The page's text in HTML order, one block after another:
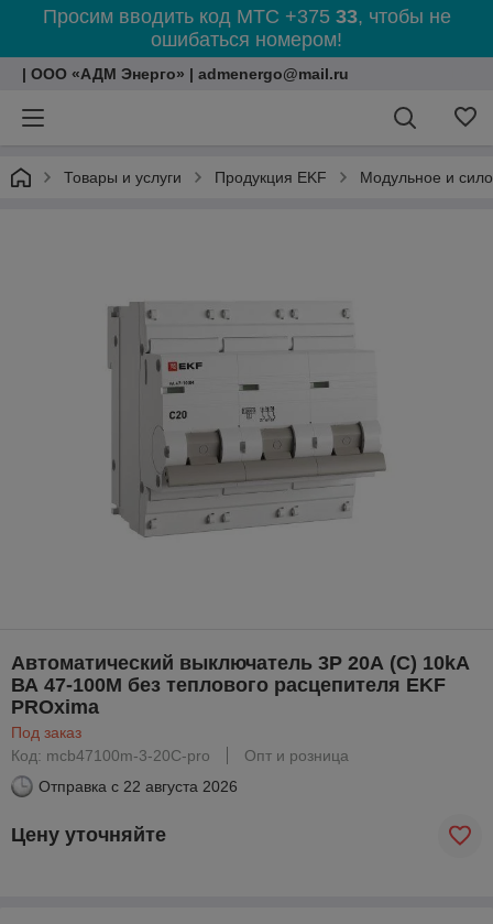
Просим вводить код МТС +375 33, чтобы не
ошибаться номером!
| ООО «АДМ Энерго» | admenergo@mail.ru
Товары и услуги Продукция EKF Модульное и
Автоматический выключатель 3P 20А (C) 10kA
ВА 47-100M без теплового расцепителя EKF
PROxima
Под заказ
Код: mcb47100m-3-20C-pro
Опт и розница
Отправка с 22 августа 2026
Цену уточняйте